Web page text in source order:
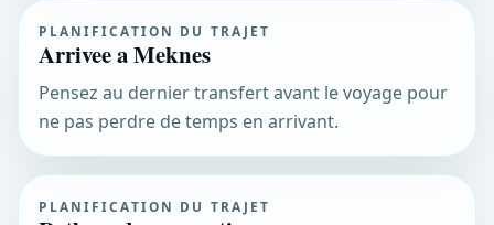
PLANIFICATION DU TRAJET
Arrivee a Meknes
Pensez au dernier transfert avant le voyage pour
ne pas perdre de temps en arrivant.
PLANIFICATION DU TRAJET